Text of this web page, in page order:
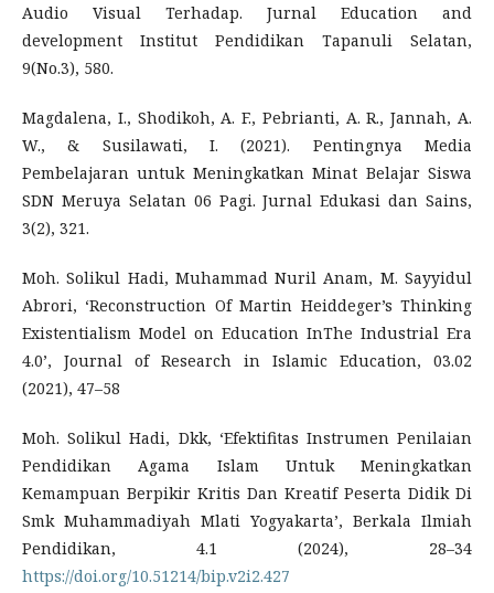
Audio Visual Terhadap. Jurnal Education and
development Institut Pendidikan Tapanuli Selatan,
9(No.3), 580.
Magdalena, I., Shodikoh, A. F., Pebrianti, A. R., Jannah, A.
W., & Susilawati, I. (2021). Pentingnya Media
Pembelajaran untuk Meningkatkan Minat Belajar Siswa
SDN Meruya Selatan 06 Pagi. Jurnal Edukasi dan Sains,
3(2), 321.
Moh. Solikul Hadi, Muhammad Nuril Anam, M. Sayyidul
Abrori, ‘Reconstruction Of Martin Heiddeger’s Thinking
Existentialism Model on Education InThe Industrial Era
4.0’, Journal of Research in Islamic Education, 03.02
(2021), 47–58
Moh. Solikul Hadi, Dkk, ‘Efektifitas Instrumen Penilaian
Pendidikan Agama Islam Untuk Meningkatkan
Kemampuan Berpikir Kritis Dan Kreatif Peserta Didik Di
Smk Muhammadiyah Mlati Yogyakarta’, Berkala Ilmiah
Pendidikan, 4.1 (2024), 28–34
https://doi.org/10.51214/bip.v2i2.427